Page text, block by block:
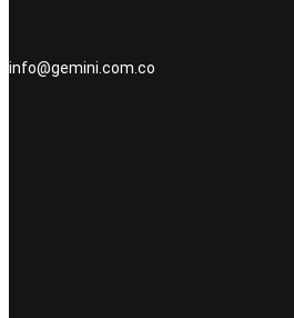
info@gemini.com.co